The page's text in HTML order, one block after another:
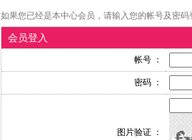
如果您已经是本中心会员，请输入您的帐号及密
会员登入
帐号 ：
密码 ：
图片验证 ：